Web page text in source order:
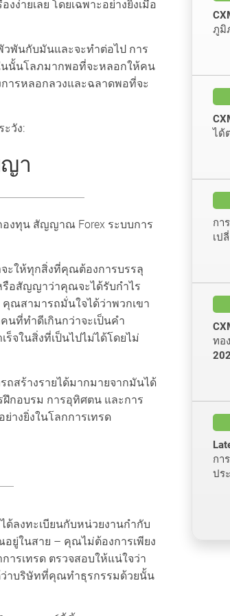
ง่ายเลย โดยเฉพาะอย่างยิ่งเมื่อ
วพันกับมันและจะทำต่อไป การ
นนั้นโลภมากพอที่จะหลอกให้คน
ารหลอกลวงและฉลาดพอที่จะ
วัง:
า
องทุน สัญญาณ Forex ระบบการ
ะให้ทุกสิ่งที่คุณต้องการบรรลุ
รือสัญญาว่าคุณจะได้รับกำไร
คุณสามารถมั่นใจได้ว่าพวกเขา
ที่ทำดีเกินกว่าจะเป็นคำ
จในสิ่งที่เป็นไปไม่ได้โดยไม่
สร้างรายได้มากมายจากมันได้
กอบรม การอุทิศตน และการ
างยิ่งในโลกการเทรด
ด้ลงทะเบียนกับหน่วยงานกำกับ
อยู่ในสาย – คุณไม่ต้องการเพียง
รเทรด ตรวจสอบให้แน่ใจว่า
ว่าบริษัทที่คุณทำธุรกรรมด้วยนั้น
ภูมิ
ได้
กา
เป
ทอ
กา
ปร